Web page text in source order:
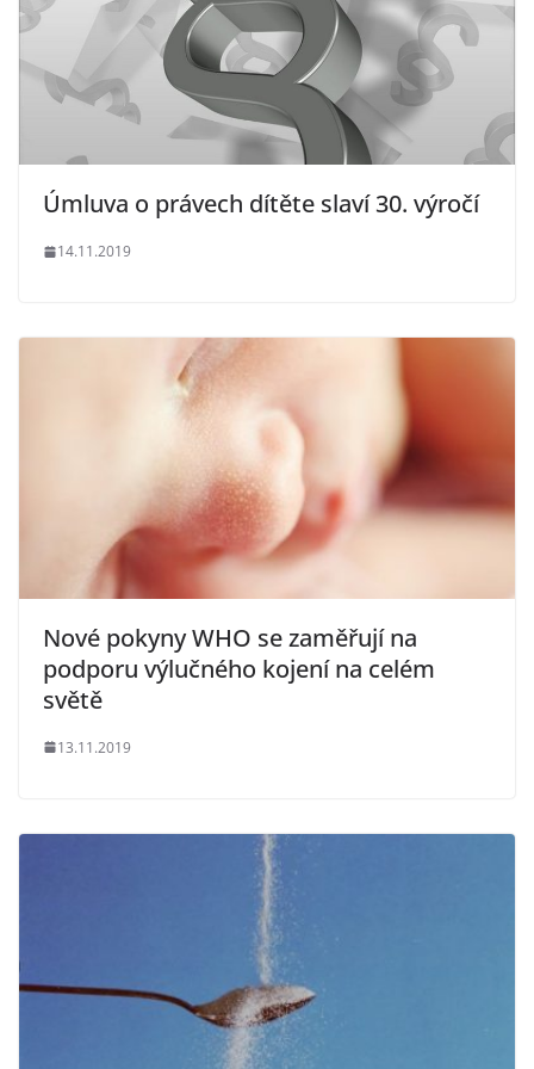
Úmluva o právech dítěte slaví 30. výročí
14.11.2019
Nové pokyny WHO se zaměřují na
podporu výlučného kojení na celém
světě
13.11.2019